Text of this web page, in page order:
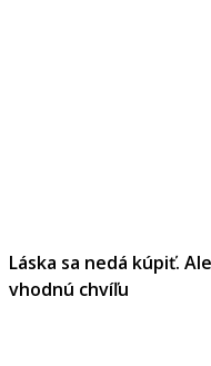
Láska sa nedá kúpiť.
vhodnú chvíľu